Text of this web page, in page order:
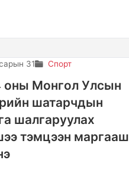
31 Спорт
оны Монгол Улсын
шатарчдын
шалгаруулах
тэмцээн маргааш